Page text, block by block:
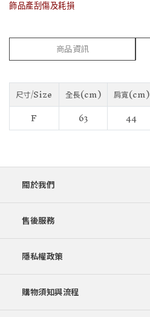
飾品產刮傷及耗損
商品資訊
尺寸/Size 全長(cm) 肩寬(cm)
F
63 44
關於我們
售後服務
隱私權政策
購物須知與流程